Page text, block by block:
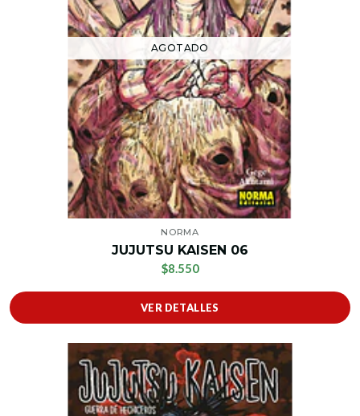
AGOTADO
NORMA
JUJUTSU KAISEN 06
$8.550
VER DETALLES